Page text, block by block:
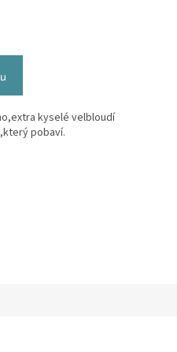
kyselé velbloudí
pobaví.